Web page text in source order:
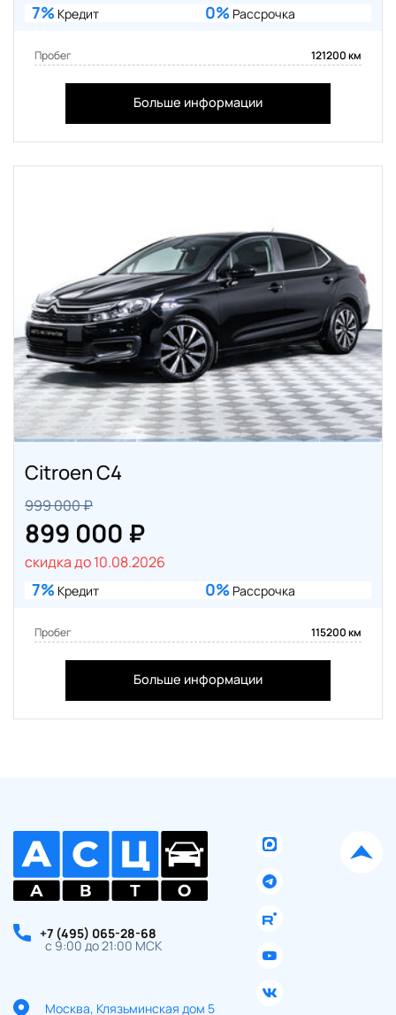
7% Кредит 0% Рассрочка
Пробег 121200 км
Больше информации
Citroen C4
999 000 ₽
899 000 ₽
скидка до 10.08.2026
7% Кредит 0% Рассрочка
Пробег 115200 км
Больше информации
+7 (495) 065-28-68
с 9:00 до 21:00 МСК
Москва, Клязьминская дом 5